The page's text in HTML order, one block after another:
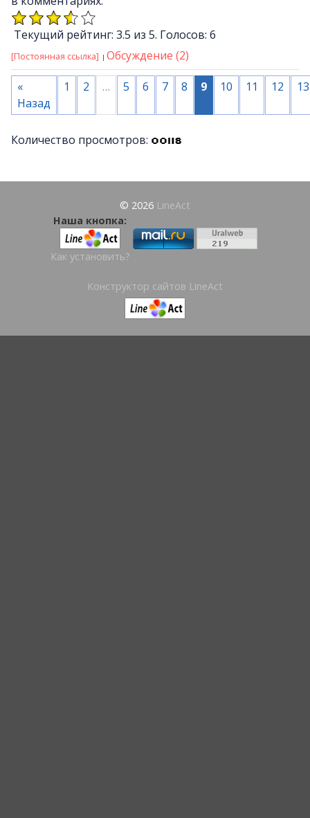
Текущий рейтинг: 3.5 из 5. Голосов: 6
[Постоянная ссылка] Обсуждение (2)
«
Назад
1 2 … 5 6 7 8 9 10 11 12 13
Количество просмотров:
© 2026 LineAct
Наша кнопка:
Как установить?
Конструктор сайтов LineAct